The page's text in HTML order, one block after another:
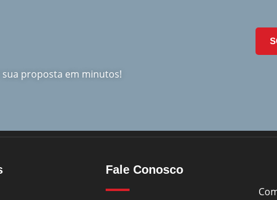
proposta em minutos!
Fale Conosco